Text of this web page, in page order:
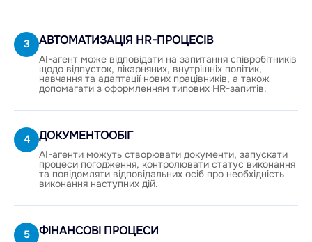
3 АВТОМАТИЗАЦІЯ HR-ПРОЦЕСІВ
AI-агент може відповідати на запитання співробітників
щодо відпусток, лікарняних, внутрішніх політик,
навчання та адаптації нових працівників, а також
допомагати з оформленням типових HR-запитів.
4 ДОКУМЕНТООБІГ
AI-агенти можуть створювати документи, запускати
процеси погодження, контролювати статус виконання
та повідомляти відповідальних осіб про необхідність
виконання наступних дій.
5 ФІНАНСОВІ ПРОЦЕСИ